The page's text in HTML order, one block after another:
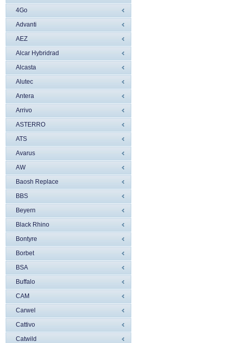
4Go
Advanti
AEZ
Alcar Hybridrad
Alcasta
Alutec
Antera
Arrivo
ASTERRO
ATS
Avarus
AW
Baosh Replace
BBS
Beyern
Black Rhino
Bontyre
Borbet
BSA
Buffalo
CAM
Carwel
Cattivo
Catwild